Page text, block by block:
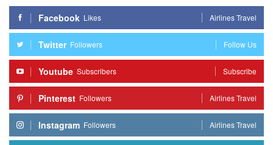
Facebook Likes Airlines Travel
Twitter Followers Follow Us
Youtube Subscribers Subscribe
Pinterest Followers Airlines Travel
Instagram Followers Airlines Travel